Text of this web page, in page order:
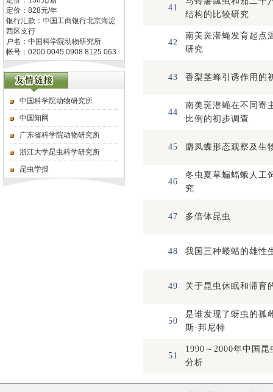
定价： 828元/年
银行汇款：中国工商银行北京海淀
西区支行
户名：中国科学院动物研究所
帐号：0200 0045 0908 8125 063
中国科学院动物研究所
中国知网
广东省科学院动物研究所
浙江大学昆虫科学研究所
昆虫学报
41
结构的比较研究
42
南美斑潜蝇发育起点
研究
43 香梨茎蜂引诱作用的
44
南美斑潜蝇在不同寄
比例的初步调查
45 麝凤蝶形态观察及生
46
冬虫夏草蝙蝠蛾人工
究
47 多倍体昆虫
48 我国三种蝼蛄的雄性
49 关于昆虫休眠和滞育
50
是谁发现了蚜虫的
斯·邦尼特
51
1990～2000年中国
分析